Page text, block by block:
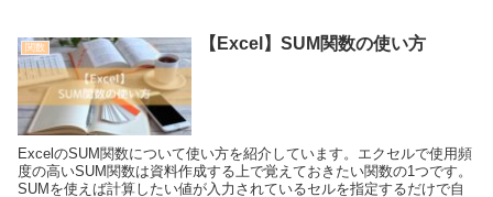
関数 【Excel】SUM関数の使い方
ExcelのSUM関数について使い方を紹介しています。エクセルで使用頻
度の高いSUM関数は資料作成する上で覚えておきたい関数の1つです。
SUMを使えば計算したい値が入力されているセルを指定するだけで自